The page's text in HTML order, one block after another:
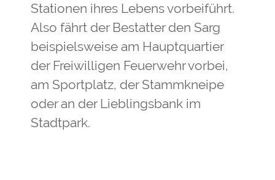
Stationen ihres Lebens vorbeiführt.
Also fährt der Bestatter den Sarg
beispielsweise am Hauptquartier
der Freiwilligen Feuerwehr vorbei,
am Sportplatz, der Stammkneipe
oder an der Lieblingsbank im
Stadtpark.